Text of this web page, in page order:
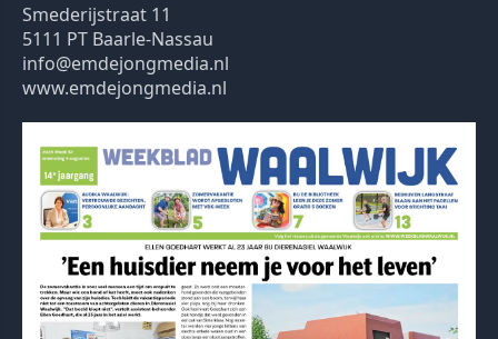
Smederijstraat 11
5111 PT Baarle-Nassau
info@emdejongmedia.nl
www.emdejongmedia.nl